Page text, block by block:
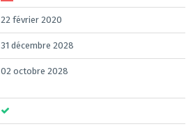
22 février 2020
31 décembre 2028
02 octobre 2028